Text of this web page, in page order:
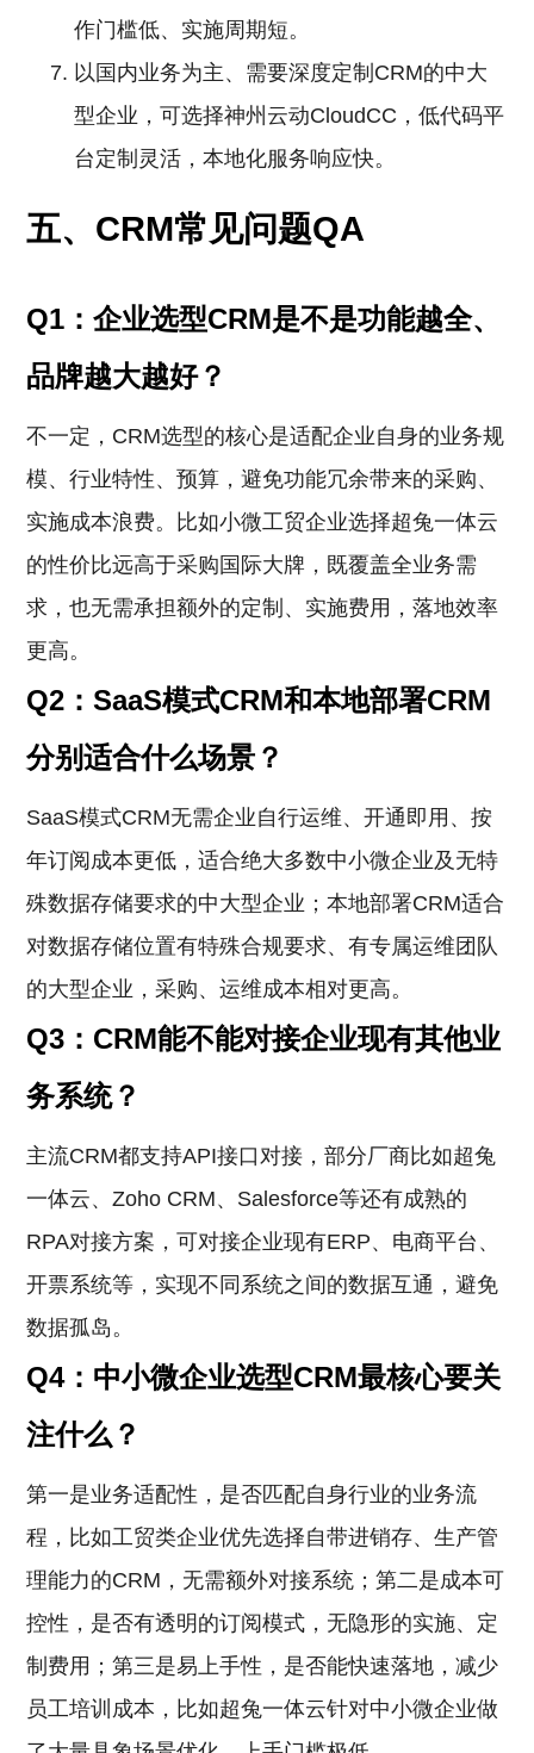
作门槛低、实施周期短。
以国内业务为主、需要深度定制CRM的中大
型企业，可选择神州云动CloudCC，低代码平
台定制灵活，本地化服务响应快。
五、CRM常见问题QA
Q1：企业选型CRM是不是功能越全、
品牌越大越好？
不一定，CRM选型的核心是适配企业自身的业务规
模、行业特性、预算，避免功能冗余带来的采购、
实施成本浪费。比如小微工贸企业选择超兔一体云
的性价比远高于采购国际大牌，既覆盖全业务需
求，也无需承担额外的定制、实施费用，落地效率
更高。
Q2：SaaS模式CRM和本地部署CRM
分别适合什么场景？
SaaS模式CRM无需企业自行运维、开通即用、按
年订阅成本更低，适合绝大多数中小微企业及无特
殊数据存储要求的中大型企业；本地部署CRM适合
对数据存储位置有特殊合规要求、有专属运维团队
的大型企业，采购、运维成本相对更高。
Q3：CRM能不能对接企业现有其他业
务系统？
主流CRM都支持API接口对接，部分厂商比如超兔
一体云、Zoho CRM、Salesforce等还有成熟的
RPA对接方案，可对接企业现有ERP、电商平台、
开票系统等，实现不同系统之间的数据互通，避免
数据孤岛。
Q4：中小微企业选型CRM最核心要关
注什么？
第一是业务适配性，是否匹配自身行业的业务流
程，比如工贸类企业优先选择自带进销存、生产管
理能力的CRM，无需额外对接系统；第二是成本可
控性，是否有透明的订阅模式，无隐形的实施、定
制费用；第三是易上手性，是否能快速落地，减少
员工培训成本，比如超兔一体云针对中小微企业做